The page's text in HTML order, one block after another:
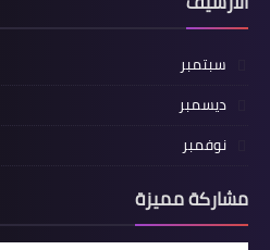
سبتمبر
ديسمبر
نوفمبر
مشاركة مميزة